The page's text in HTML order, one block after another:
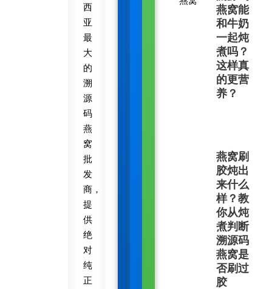
西
亚
最
大
的
溯
源
码
燕
窝
批
发
商，
提
供
绝
对
纯
正
燕窝能
和牛奶
一起炖
煮吗？
这样真
的更营
养？
燕窝刷
胶炖出
来什么
样？教
你从炖
煮判断
溯源码
燕窝是
否刷过
胶